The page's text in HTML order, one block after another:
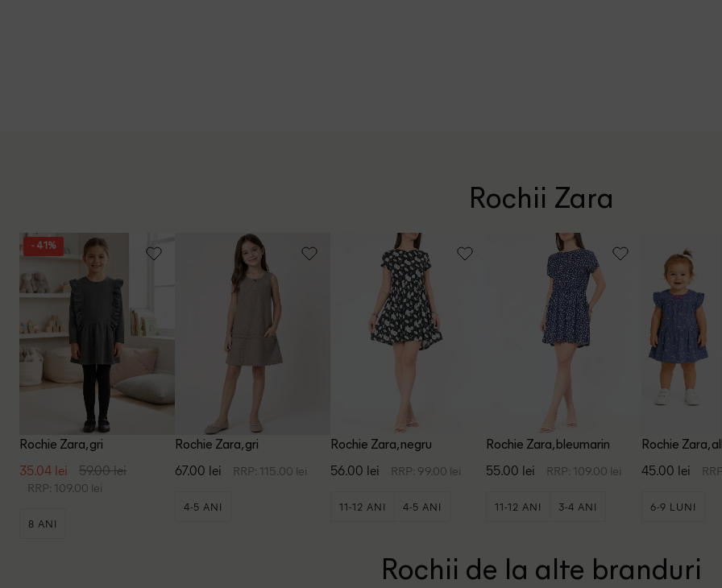
Rochii Zara
- 41%
Rochie Zara, gri
35.04 lei 59.00 lei
RRP: 109.00 lei
8 ANI
Rochie Zara, gri
67.00 lei RRP: 115.00 lei
4-5 ANI
Rochie Zara, negru
56.00 lei RRP: 99.00 lei
11-12 ANI 4-5 ANI
Rochie Zara, bleumarin
55.00 lei RRP: 109.00 lei
11-12 ANI 3-4 ANI
Rochie Zara,
45.00 lei
6-9 LUNI
Rochii de la alte branduri